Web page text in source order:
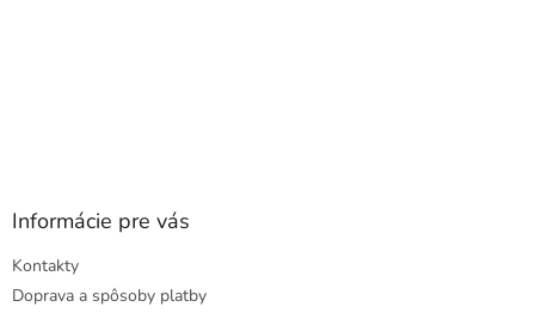
Informácie pre vás
Kontakty
Doprava a spôsoby platby